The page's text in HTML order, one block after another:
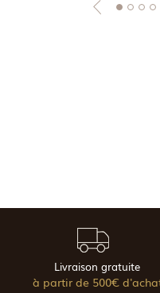
Livraison gratuite
à partir de 500€